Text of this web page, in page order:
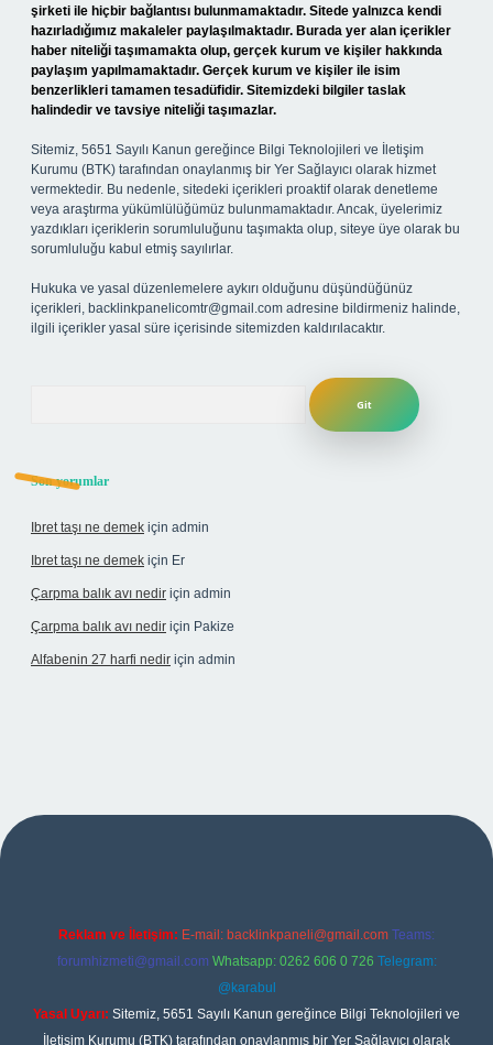
şirketi ile hiçbir bağlantısı bulunmamaktadır. Sitede yalnızca kendi
hazırladığımız makaleler paylaşılmaktadır. Burada yer alan içerikler
haber niteliği taşımamakta olup, gerçek kurum ve kişiler hakkında
paylaşım yapılmamaktadır. Gerçek kurum ve kişiler ile isim
benzerlikleri tamamen tesadüfidir. Sitemizdeki bilgiler taslak
halindedir ve tavsiye niteliği taşımazlar.
Sitemiz, 5651 Sayılı Kanun gereğince Bilgi Teknolojileri ve İletişim
Kurumu (BTK) tarafından onaylanmış bir Yer Sağlayıcı olarak hizmet
vermektedir. Bu nedenle, sitedeki içerikleri proaktif olarak denetleme
veya araştırma yükümlülüğümüz bulunmamaktadır. Ancak, üyelerimiz
yazdıkları içeriklerin sorumluluğunu taşımakta olup, siteye üye olarak bu
sorumluluğu kabul etmiş sayılırlar.
Hukuka ve yasal düzenlemelere aykırı olduğunu düşündüğünüz
içerikleri, backlinkpanelicomtr@gmail.com adresine bildirmeniz halinde,
ilgili içerikler yasal süre içerisinde sitemizden kaldırılacaktır.
Son yorumlar
Ibret taşı ne demek için admin
Ibret taşı ne demek için Er
Çarpma balık avı nedir için admin
Çarpma balık avı nedir için Pakize
Alfabenin 27 harfi nedir için admin
Reklam ve İletişim: E-mail: backlinkpaneli@gmail.com Teams:
forumhizmeti@gmail.com Whatsapp: 0262 606 0 726 Telegram:
@karabul
Yasal Uyarı: Sitemiz, 5651 Sayılı Kanun gereğince Bilgi Teknolojileri ve
İletişim Kurumu (BTK) tarafından onaylanmış bir Yer Sağlayıcı olarak